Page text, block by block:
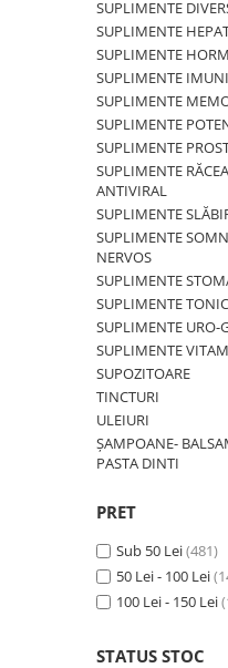
SUPLIMENTE URO-GENITAL
SUPLIMENTE DETOXIFIERE
ANTIPARAZITARE
SUPLIMENTE STOMAC-
SUPLIMENTE IMUNITATE
COSMETICE FAȚĂ
CREME CORP-MASAJ-MAINI -
FOOD SEMINȚE-
GEMODERIVATE
CREME AFECTIUNI PIELE
SUPERALIMENTE
SUPLIMENTE
SUPLIMENTE
SUPLIMENTE
SUPLIMENTE
SUPLIMENTE
SUPLIMENTE
SUPLIMENTE
SUPLIMENTE
ANTIVIRAL
SUPLIMENTE
SUPLIMENTE
NERVOS
SUPLIMENTE
SUPLIMENTE
SUPLIMENTE URO-
SUPLIMENTE
SUPOZITOARE
TINCTURI
ULEIURI
ȘAMPOANE-
PASTA DINTI
PRET
Sub 50 Lei(481)
50 Lei - 100 Lei
100 Lei - 150 Lei
STATUS STOC